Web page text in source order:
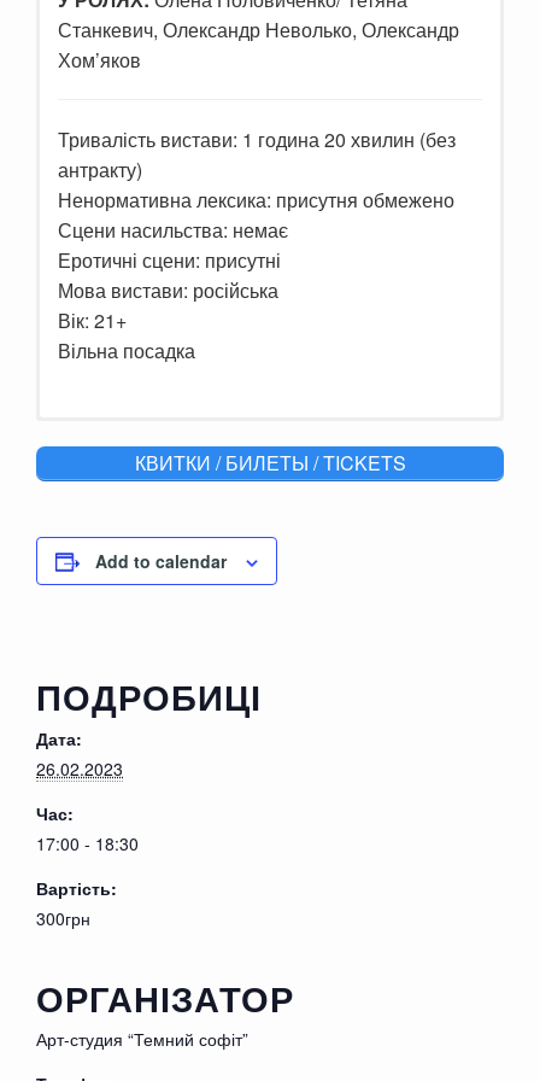
Станкевич, Олександр Неволько, Олександр
Хом’яков
Тривалість вистави: 1 година 20 хвилин (без
антракту)
Ненормативна лексика: присутня обмежено
Сцени насильства: немає
Еротичні сцени: присутні
Мова вистави: російська
Вік: 21+
Вільна посадка
Разве есть место страсти во время
войны? Но ведь любовь не выбирает
сельская женщина, неожиданно, в
лесу находит раненного солдата.
Она принимает решение во что бы
спасительницу. Подталкивает ее к
загадочному эксперименту.
всем ожиданиям сужденнно сбыться.
Неожиданный приход капитана НКВД,
спутает все планы влюбленных.
КВИТКИ / БИЛЕТЫ / TICKETS
Add to calendar
ПОДРОБИЦІ
Дата:
26.02.2023
Час:
17:00 - 18:30
Вартість:
300грн
ОРГАНІЗАТОР
Арт-студия “Темний софіт”